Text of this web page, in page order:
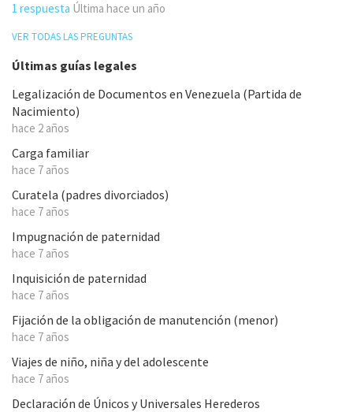
1 respuesta Última hace un año
VER TODAS LAS PREGUNTAS
Últimas guías legales
Legalización de Documentos en Venezuela (Partida de
Nacimiento)
hace 2 años
Carga familiar
hace 7 años
Curatela (padres divorciados)
hace 7 años
Impugnación de paternidad
hace 7 años
Inquisición de paternidad
hace 7 años
Fijación de la obligación de manutención (menor)
hace 7 años
Viajes de niño, niña y del adolescente
hace 7 años
Declaración de Únicos y Universales Herederos